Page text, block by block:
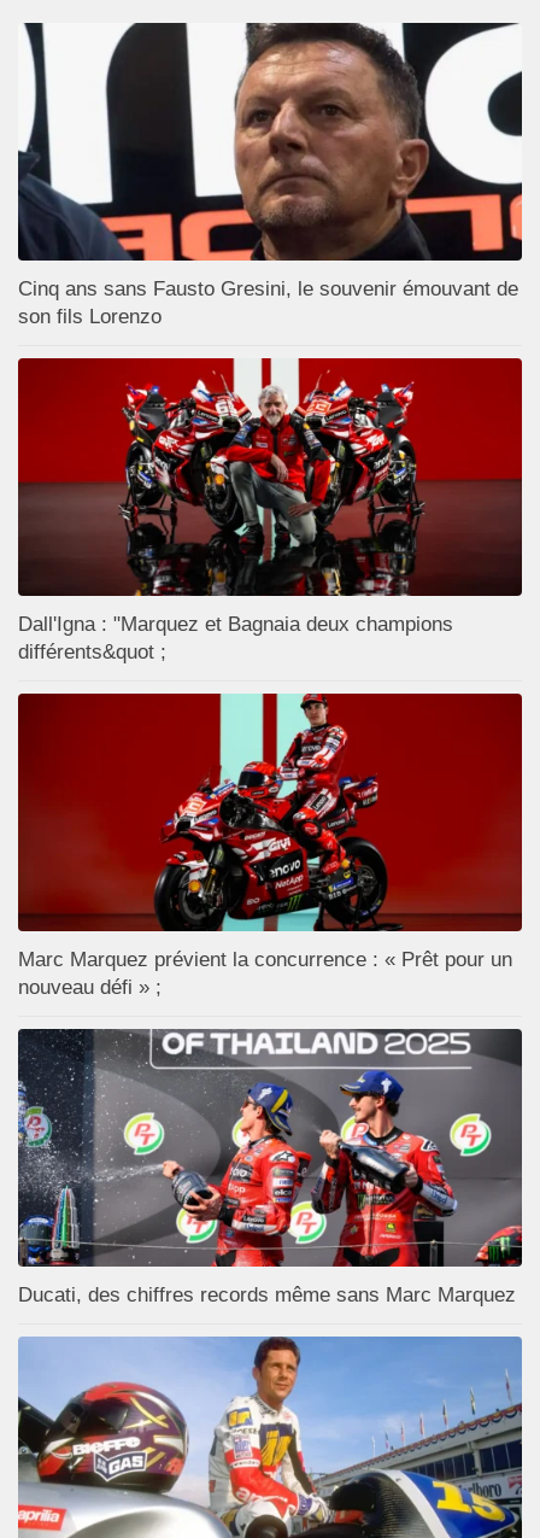
Cinq ans sans Fausto Gresini, le souvenir émouvant de
son fils Lorenzo
Dall'Igna : "Marquez et Bagnaia deux champions
différents&quot ;
Marc Marquez prévient la concurrence : « Prêt pour un
nouveau défi » ;
Ducati, des chiffres records même sans Marc Marquez